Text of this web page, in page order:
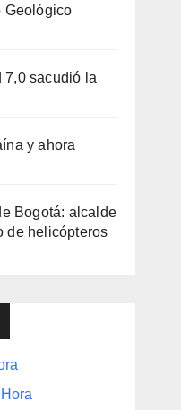
Geológico
7,0 sacudió la
y ahora
Bogotá: alcalde
de helicópteros